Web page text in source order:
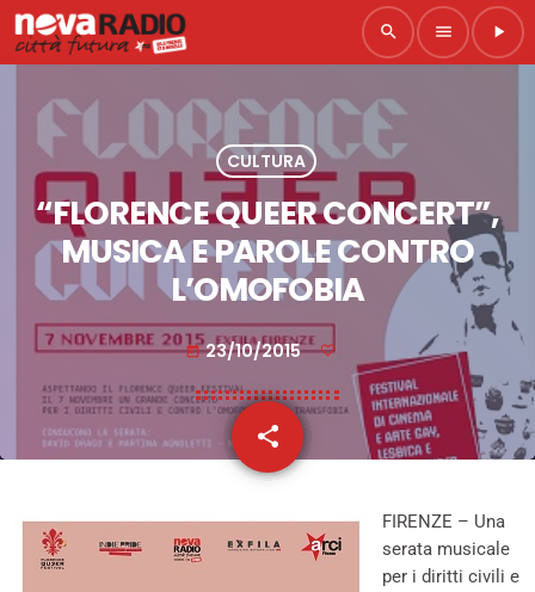
search menu play_arrow
CULTURA
“FLORENCE QUEER CONCERT”,
MUSICA E PAROLE CONTRO
L’OMOFOBIA
today 23/10/2015
share
email
FIRENZE – Una
serata musicale
per i diritti civili e